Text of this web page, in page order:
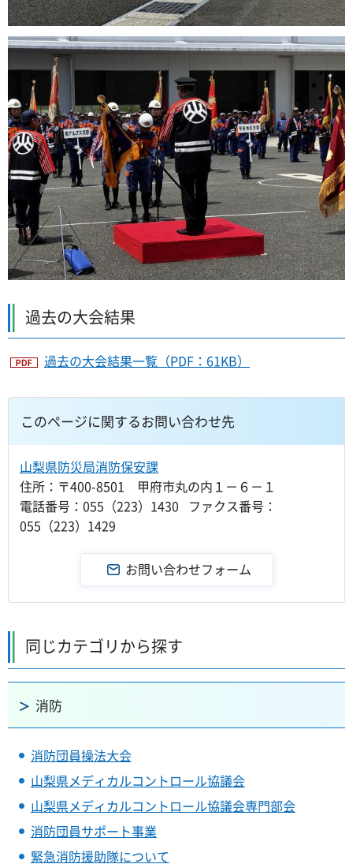
過去の大会結果
過去の大会結果一覧（PDF：61KB）
このページに関するお問い合わせ先
山梨県防災局消防保安課
住所：〒400-8501 甲府市丸の内１－６－１
電話番号：055（223）1430 ファクス番号：
055（223）1429
同じカテゴリから探す
消防
消防団員操法大会
山梨県メディカルコントロール協議会
山梨県メディカルコントロール協議会専門部会
消防団員サポート事業
緊急消防援助隊について